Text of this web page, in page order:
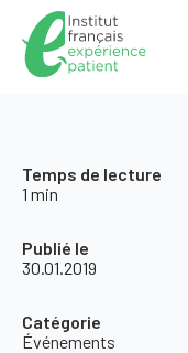
Temps de lecture
1 min
Publié le
30.01.2019
Catégorie
Événements